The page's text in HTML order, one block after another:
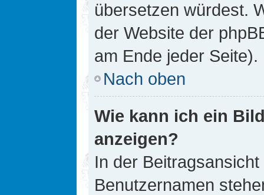
übersetzen würdest.
der Website der
am Ende jeder Seite).
Nach oben
Wie kann ich ein
anzeigen?
In der
Benutzernamen